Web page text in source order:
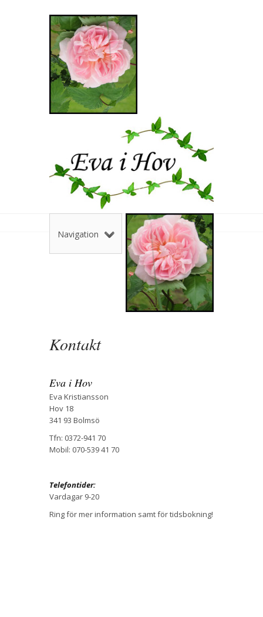
Navigation
Kontakt
Eva i Hov
Eva Kristiansson
Hov 18
341 93 Bolmsö
Tfn: 0372-941 70
Mobil: 070-539 41 70
Telefontider:
Vardagar 9-20
Ring för mer information samt för tidsbokning!